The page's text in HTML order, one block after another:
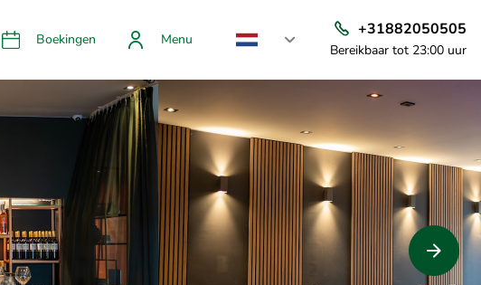
Boekingen Menu
+31882050505
Bereikbaar tot 23:00 uur